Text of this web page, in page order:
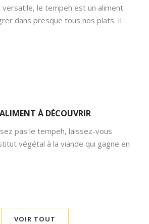
versatile, le tempeh est un aliment
dans presque tous nos plats. Il
À DÉCOUVRIR
pas le tempeh, laissez-vous
végétal à la viande qui gagne en
VOIR TOUT